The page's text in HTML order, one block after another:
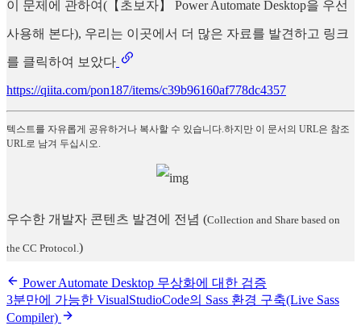
이 문제에 관하여(【초보자】 Power Automate Desktop을 우선
사용해 본다), 우리는 이곳에서 더 많은 자료를 발견하고 링크
를 클릭하여 보았다
https://qiita.com/pon187/items/c39b96160af778dc4357
텍스트를 자유롭게 공유하거나 복사할 수 있습니다.하지만 이 문서의 URL은 참조
URL로 남겨 두십시오.
우수한 개발자 콘텐츠 발견에 전념 (Collection and Share based on
the CC Protocol.)
Power Automate Desktop 무상화에 대한 검증
3분만에 가능한 VisualStudioCode의 Sass 환경 구축(Live Sass
Compiler)